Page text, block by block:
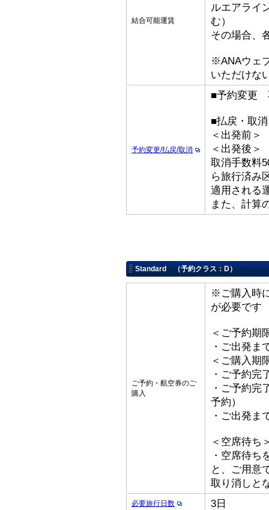
結合可能運賃
ルエアライ
む）
その場合、
※ANAウェ
いただけな
予約変更/払戻/取消
■予約変更
■払戻・取
＜出発前＞
＜出発後
取消手数料
ら旅行済み
適用される
また、計算
Standard （予約クラス：D）
ご予約・航空券のご
購入
※ご購入時
が必要です
＜ご予約期
・ご出発ま
＜ご購入期
・ご予約完
・ご予約完
予約）
・ご出発ま
＜空席待ち
・空席待ち
と、ご用意
取り消しと
必要旅行日数 3日